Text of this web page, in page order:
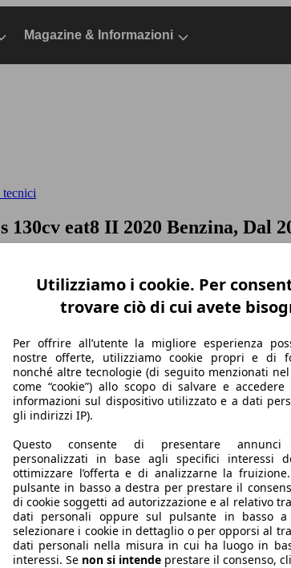
Magazine & Informazioni
tecnici
130cv eat8 II 2020 Benzina, Dal
Utilizziamo i cookie. Per
trovare ciò di cui avete
Per offrire all’utente la migliore esperienza
nostre offerte, utilizziamo cookie propri e di
nonché altre tecnologie (di seguito menzionati
come “cookie”) allo scopo di salvare e
informazioni sul dispositivo utilizzato e a dati
gli indirizzi IP).
Questo consente di presentare annunci
personalizzati in base agli specifici interessi
ottimizzare l’offerta e di analizzarne la
pulsante in basso a destra per prestare il
di cookie soggetti ad autorizzazione e al relativo
dati personali oppure sul pulsante in basso
selezionare i cookie in dettaglio o per opporsi al
dati personali nella misura in cui ha luogo in
interessi. Se non si intende prestare il consenso,